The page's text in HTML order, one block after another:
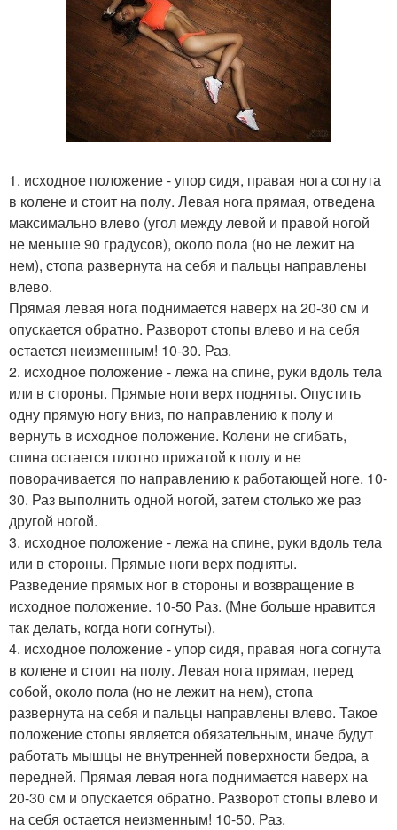
1. исходное положение - упор сидя, правая нога согнута
в колене и стоит на полу. Левая нога прямая, отведена
максимально влево (угол между левой и правой ногой
не меньше 90 градусов), около пола (но не лежит на
нем), стопа развернута на себя и пальцы направлены
влево.
Прямая левая нога поднимается наверх на 20-30 см и
опускается обратно. Разворот стопы влево и на себя
остается неизменным! 10-30. Раз.
2. исходное положение - лежа на спине, руки вдоль тела
или в стороны. Прямые ноги верх подняты. Опустить
одну прямую ногу вниз, по направлению к полу и
вернуть в исходное положение. Колени не сгибать,
спина остается плотно прижатой к полу и не
поворачивается по направлению к работающей ноге. 10-
30. Раз выполнить одной ногой, затем столько же раз
другой ногой.
3. исходное положение - лежа на спине, руки вдоль тела
или в стороны. Прямые ноги верх подняты.
Разведение прямых ног в стороны и возвращение в
исходное положение. 10-50 Раз. (Мне больше нравится
так делать, когда ноги согнуты).
4. исходное положение - упор сидя, правая нога согнута
в колене и стоит на полу. Левая нога прямая, перед
собой, около пола (но не лежит на нем), стопа
развернута на себя и пальцы направлены влево. Такое
положение стопы является обязательным, иначе будут
работать мышцы не внутренней поверхности бедра, а
передней. Прямая левая нога поднимается наверх на
20-30 см и опускается обратно. Разворот стопы влево и
на себя остается неизменным! 10-50. Раз.